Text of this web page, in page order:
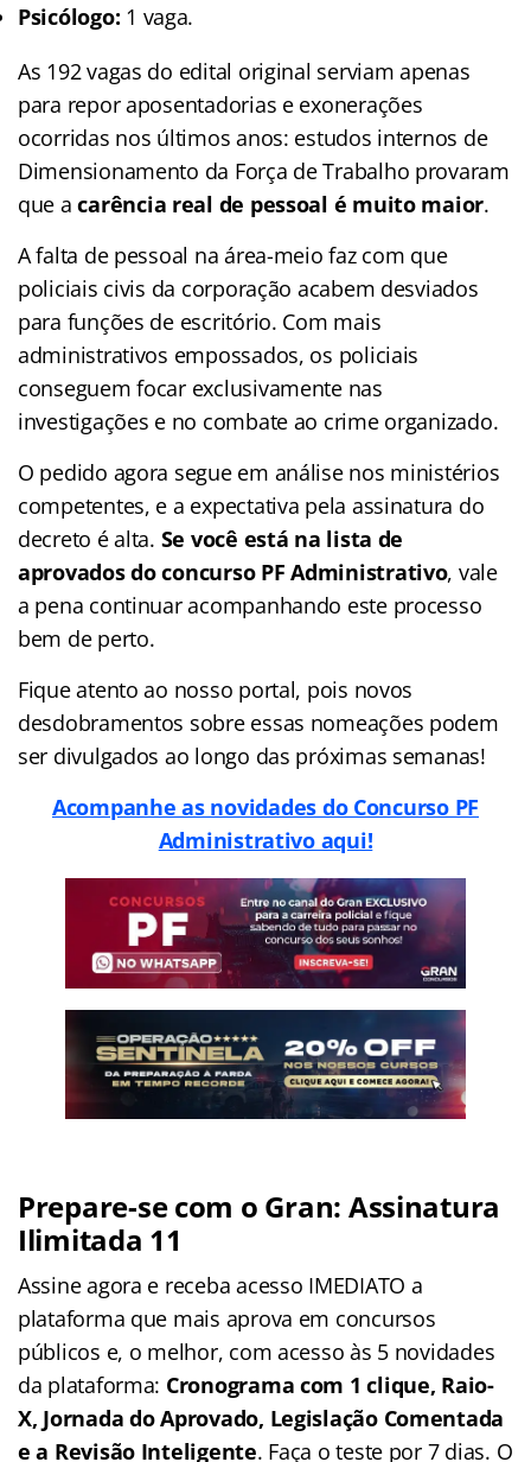
Psicólogo: 1 vaga.
As 192 vagas do edital original serviam apenas
para repor aposentadorias e exonerações
ocorridas nos últimos anos: estudos internos de
Dimensionamento da Força de Trabalho provaram
que acarência real de pessoal é muito maior.
A falta de pessoal na área-meio faz com que
policiais civis da corporação acabem desviados
para funções de escritório. Com mais
administrativos empossados, os policiais
conseguem focar exclusivamente nas
investigações e no combate ao crime organizado.
O pedido agora segue em análise nos ministérios
competentes, e a expectativa pela assinatura do
decreto é alta. Se você está na lista de
aprovados do concurso PF Administrativo, vale
a pena continuar acompanhando este processo
bem de perto.
Fique atento ao nosso portal, pois novos
desdobramentos sobre essas nomeações podem
ser divulgados ao longo das próximas semanas!
Acompanhe as novidades do Concurso PF
Administrativo aqui!
Prepare-se com o Gran: Assinatura
Ilimitada 11
Assine agora e receba acesso IMEDIATO a
plataforma que mais aprova em concursos
públicos e, o melhor, com acesso às 5 novidades
da plataforma: Cronograma com 1 clique, Raio-
X, Jornada do Aprovado, Legislação Comentada
e a Revisão Inteligente. Faça o teste por 7 dias. O